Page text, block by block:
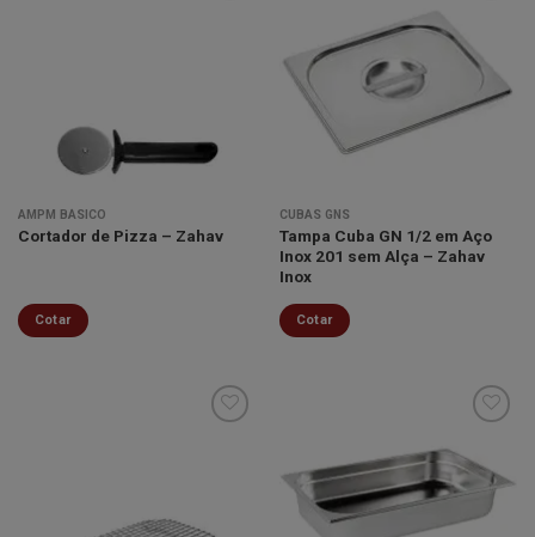
AMPM BÁSICO
Cortador de Pizza – Zahav
Cotar
Minha
lista de
desejos
CUBAS GNS
Tampa Cuba GN 1/2 em Aço
Inox 201 sem Alça – Zahav
Inox
Cotar
desejos
Minha
lista de
desejos